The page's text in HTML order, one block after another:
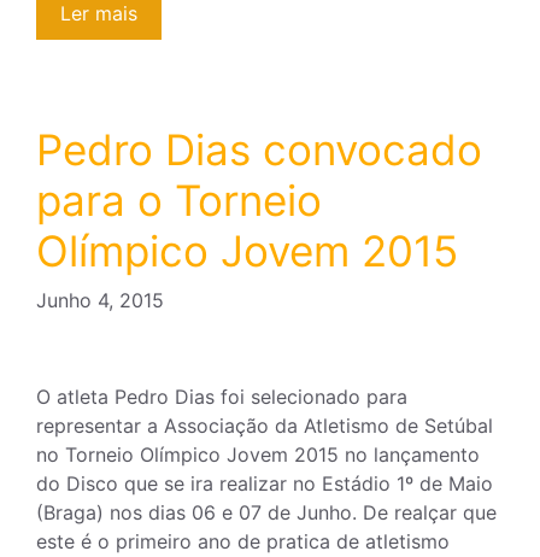
Ler mais
Pedro Dias convocado
para o Torneio
Olímpico Jovem 2015
Junho 4, 2015
O atleta Pedro Dias foi selecionado para
representar a Associação da Atletismo de Setúbal
no Torneio Olímpico Jovem 2015 no lançamento
do Disco que se ira realizar no Estádio 1º de Maio
(Braga) nos dias 06 e 07 de Junho. De realçar que
este é o primeiro ano de pratica de atletismo